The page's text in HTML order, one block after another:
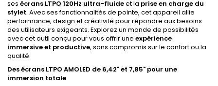
ses écrans LTPO 120Hz ultra-fluideet la prise en charge du
stylet. Avec ses fonctionnalités de pointe, cet appareil allie
performance, design et créativité pour répondre aux besoins
des utilisateurs exigeants. Explorez un monde de possibilités
avec cet outil conçu pour vous offrir une expérience
immersive et productive, sans compromis sur le confort ou la
qualité.
Des écrans LTPO AMOLED de 6,42" et 7,85" pour une
immersion totale